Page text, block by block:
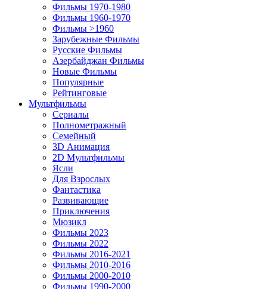
Фильмы 1970-1980
Фильмы 1960-1970
Фильмы >1960
Зарубежные Фильмы
Русские Фильмы
Азербайджан Фильмы
Новые Фильмы
Популярные
Рейтинговые
Мультфильмы
Сериалы
Полнометражный
Семейный
3D Анимация
2D Мультфильмы
Ясли
Для Взрослых
Фантастика
Развивающие
Приключения
Мюзикл
Фильмы 2023
Фильмы 2022
Фильмы 2016-2021
Фильмы 2010-2016
Фильмы 2000-2010
Фильмы 1990-2000